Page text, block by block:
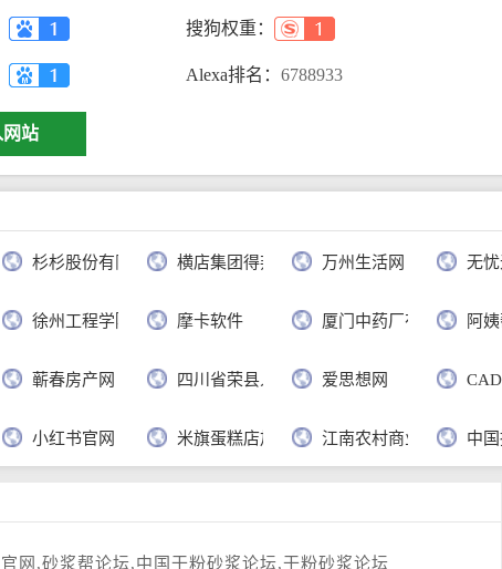
搜狗权重：
Alexa排名： 6788933
站
杉杉股份有限公司 横店集团得邦工程塑料有限公司
万州生活网 无
公司
徐州工程学院 摩卡软件 厦门中药厂有限公司阿
蕲春房产网 四川省荣县人民政府爱思想网
小红书官网 米旗蛋糕店加盟官网江南农村商业银行 中
网,砂浆帮论坛,中国干粉砂浆论坛,干粉砂浆论坛